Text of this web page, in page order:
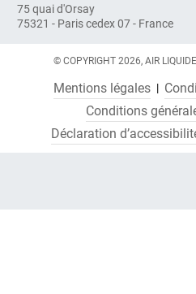
75 quai d'Orsay
75321 - Paris cedex 07 - France
© COPYRIGHT 2026, AIR
Mentions légales
Conditions
Déclaration